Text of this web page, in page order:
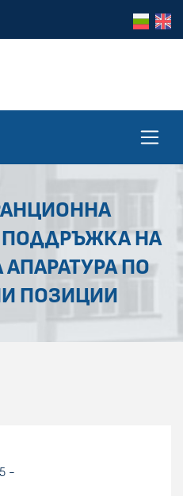
НА
ПО
ПОЗИЦИИ
-